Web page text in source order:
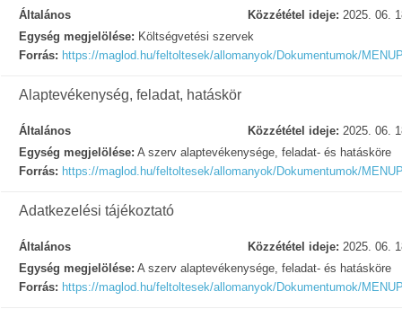
Általános Közzététel ideje: 2025. 06.
Egység megjelölése: Költségvetési szervek
Forrás: https://maglod.hu/feltoltesek/allomanyok/Dokumentumok/
Alaptevékenység, feladat, hatáskör
Általános Közzététel ideje: 2025. 06.
Egység megjelölése: A szerv alaptevékenysége, feladat- és hatásköre
Forrás: https://maglod.hu/feltoltesek/allomanyok/Dokumentumok/
Adatkezelési tájékoztató
Általános Közzététel ideje: 2025. 06.
Egység megjelölése: A szerv alaptevékenysége, feladat- és hatásköre
Forrás: https://maglod.hu/feltoltesek/allomanyok/Dokumentumok/